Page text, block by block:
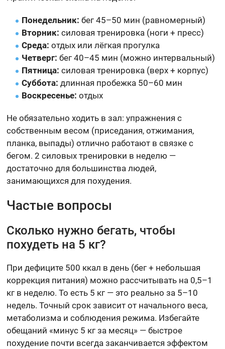
Понедельник: бег 45–50 мин (равномерный)
Вторник: силовая тренировка (ноги + пресс)
Среда: отдых или лёгкая прогулка
Четверг: бег 40–45 мин (можно интервальный)
Пятница: силовая тренировка (верх + корпус)
Суббота: длинная пробежка 50–60 мин
Воскресенье: отдых
Не обязательно ходить в зал: упражнения с
собственным весом (приседания, отжимания,
планка, выпады) отлично работают в связке с
бегом. 2 силовых тренировки в неделю —
достаточно для большинства людей,
занимающихся для похудения.
Частые вопросы
Сколько нужно бегать, чтобы
похудеть на 5 кг?
При дефиците 500 ккал в день (бег + небольшая
коррекция питания) можно рассчитывать на 0,5–1
кг в неделю. То есть 5 кг — это реально за 5–10
недель. Точный срок зависит от начального веса,
метаболизма и соблюдения режима. Избегайте
обещаний «минус 5 кг за месяц» — быстрое
похудение почти всегда заканчивается эффектом